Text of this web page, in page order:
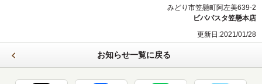
みどり市笠懸町阿左美639-2
ビバパスタ笠懸本店
更新日:2021/01/28
お知らせ一覧に戻る